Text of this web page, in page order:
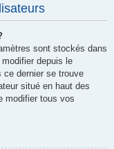
sont stockés dans
depuis le
ce dernier se trouve
situé en haut des
modifier tous vos